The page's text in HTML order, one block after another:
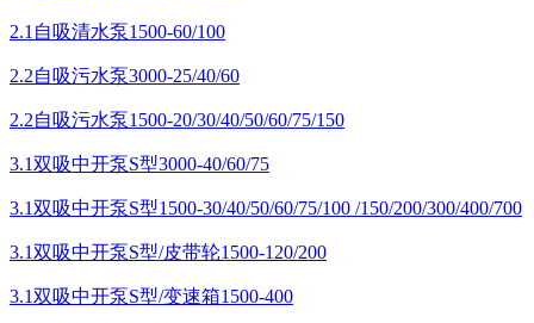
2.1自吸清水泵1500-60/100
2.2自吸污水泵3000-25/40/60
2.2自吸污水泵1500-20/30/40/50/60/75/150
3.1双吸中开泵S型3000-40/60/75
3.1双吸中开泵S型1500-30/40/50/60/75/100 /150/200/300/400/700
3.1双吸中开泵S型/皮带轮1500-120/200
3.1双吸中开泵S型/变速箱1500-400